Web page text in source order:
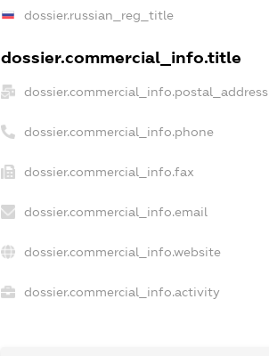
dossier.russian_reg_title
dossier.commercial_info.title
dossier.commercial_info.postal_address
dossier.commercial_info.phone
dossier.commercial_info.fax
dossier.commercial_info.email
dossier.commercial_info.website
dossier.commercial_info.activity